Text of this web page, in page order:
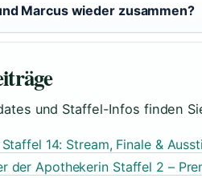
Marcus wieder zusammen?
und Staffel-Infos finden
14: Stream, Finale &
der Apothekerin Staffel 2 –